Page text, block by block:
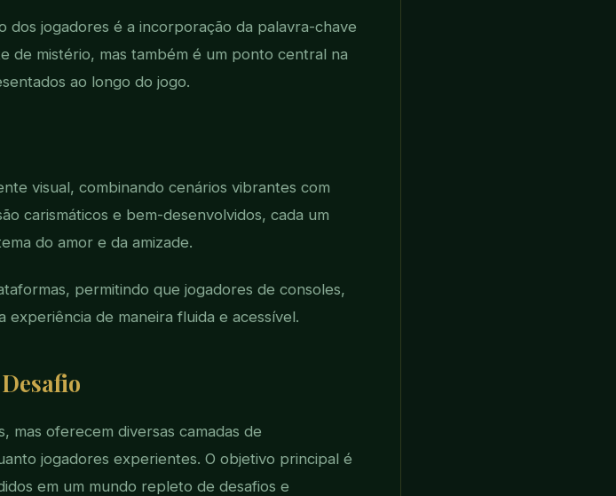
jogadores é a incorporação da palavra-chave
de mistério, mas também é um ponto central na
ao longo do jogo.
visual, combinando cenários vibrantes com
carismáticos e bem-desenvolvidos, cada um
do amor e da amizade.
permitindo que jogadores de consoles,
experiência de maneira fluida e acessível.
mas oferecem diversas camadas de
jogadores experientes. O objetivo principal é
em um mundo repleto de desafios e